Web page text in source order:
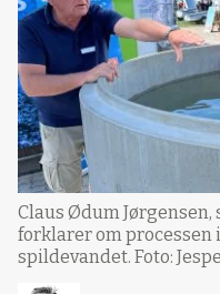
Claus Ødum
forklarer om processen
spildevandet. Foto: